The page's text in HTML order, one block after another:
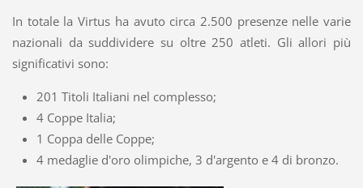
In totale la Virtus ha avuto circa 2.500 presenze nelle varie
nazionali da suddividere su oltre 250 atleti. Gli allori più
significativi sono:
201 Titoli Italiani nel complesso;
4 Coppe Italia;
1 Coppa delle Coppe;
4 medaglie d'oro olimpiche, 3 d'argento e 4 di bronzo.